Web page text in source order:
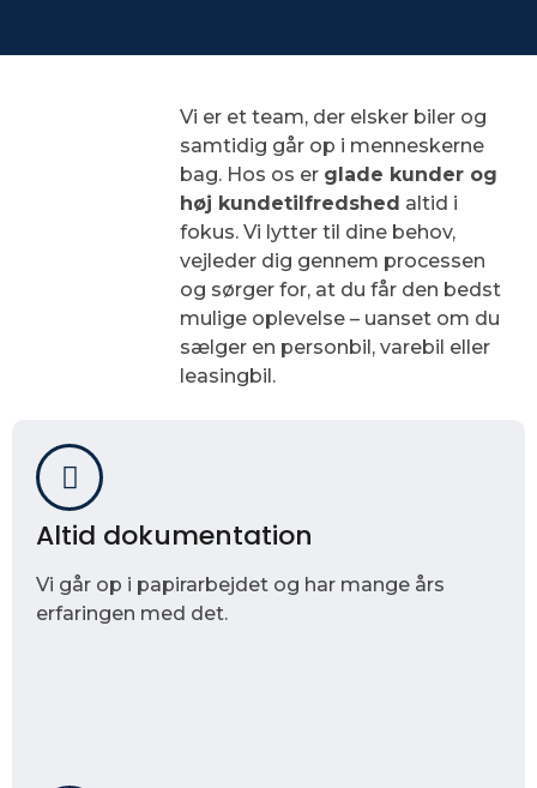
Vi er et team, der elsker biler og
samtidig går op i menneskerne
bag. Hos os er glade kunder og
høj kundetilfredshed altid i
fokus. Vi lytter til dine behov,
vejleder dig gennem processen
og sørger for, at du får den bedst
mulige oplevelse – uanset om du
sælger en personbil, varebil eller
leasingbil.
Altid dokumentation
Vi går op i papirarbejdet og har mange års
erfaringen med det.